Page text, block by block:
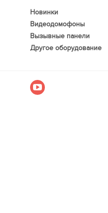
Новинки
Видеодомофоны
Вызывные панели
Другое оборудование